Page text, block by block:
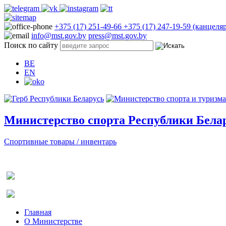
+375 (17) 251-49-66 +375 (17) 247-19-59
info@mst.gov.by press@mst.gov.by
Поиск по сайту
BE
EN
Министерство спорта Республики
Спортивные товары / инвентарь
Главная
О Министерстве